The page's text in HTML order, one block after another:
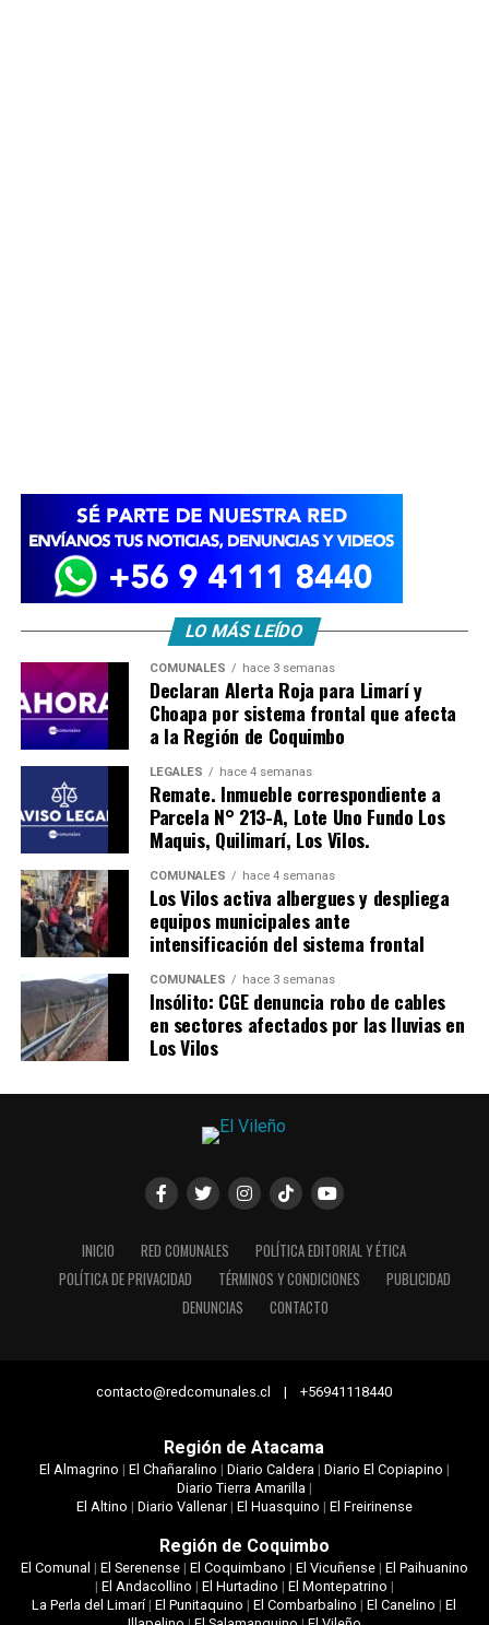
LO MÁS LEÍDO
COMUNALES hace 3 semanas
Declaran Alerta Roja para Limarí y
Choapa por sistema frontal que afecta
a la Región de Coquimbo
LEGALES hace 4 semanas
Remate. Inmueble correspondiente a
Parcela N° 213-A, Lote Uno Fundo Los
Maquis, Quilimarí, Los Vilos.
COMUNALES hace 4 semanas
Los Vilos activa albergues y despliega
equipos municipales ante
intensificación del sistema frontal
COMUNALES hace 3 semanas
Insólito: CGE denuncia robo de cables
en sectores afectados por las lluvias en
Los Vilos
INICIO RED COMUNALES
POLÍTICA EDITORIAL Y ÉTICA
POLÍTICA DE PRIVACIDAD
TÉRMINOS Y CONDICIONES
PUBLICIDAD
DENUNCIAS
CONTACTO
contacto@redcomunales.cl | +56941118440
Región de Atacama
El Almagrino | El Chañaralino | Diario Caldera| Diario El Copiapino |
Diario Tierra Amarilla|
El Altino | Diario Vallenar| El Huasquino | El Freirinense
Región de Coquimbo
El Comunal | El Serenense| El Coquimbano | El Vicuñense| El Paihuanino
| El Andacollino | El Hurtadino | El Montepatrino |
La Perla del Limarí|El Punitaquino |El Combarbalino |El Canelino |El